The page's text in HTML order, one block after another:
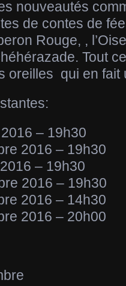
nouveautés
de contes de
Rouge, ,
Tout
oreilles qui en fait
– 19h30
2016 – 19h30
– 19h30
2016 – 19h30
2016 – 14h30
2016 – 20h00